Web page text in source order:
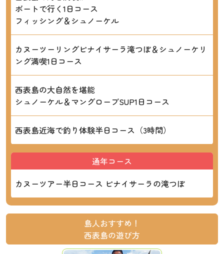
ボートで行く1日コース
フィッシング＆シュノーケル
カヌーツーリングピナイサーラ滝つぼ＆シュノーケリ
ング満喫1日コース
西表島の大自然を堪能
シュノーケル＆マングローブSUP1日コース
西表島近海で釣り体験半日コース（3時間）
通年コース
カヌーツアー半日コース ピナイサーラの滝つぼ
島人おすすめ！
西表島の遊び方